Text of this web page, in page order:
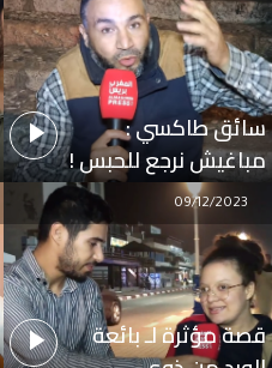
سائق طاكسي :
مباغيش نرجع للحبس !
قصة مؤثرة لـ بائعة
09/12/2023